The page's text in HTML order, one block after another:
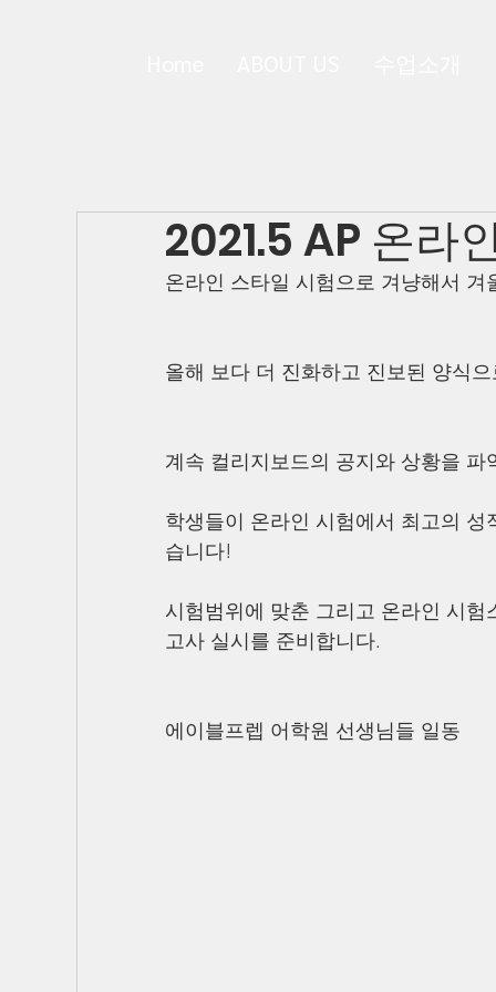
2021.5 AP 온라
온라인 스타일 시험으로 겨냥해서
올해 보다 더 진화하고 진보된 양식
계속 컬리지보드의 공지와 상황을 파
학생들이 온라인 시험에서 최고의
습니다!
시험범위에 맞춘 그리고 온라인 시
고사 실시를 준비합니다.
에이블프렙 어학원 선생님들 일동